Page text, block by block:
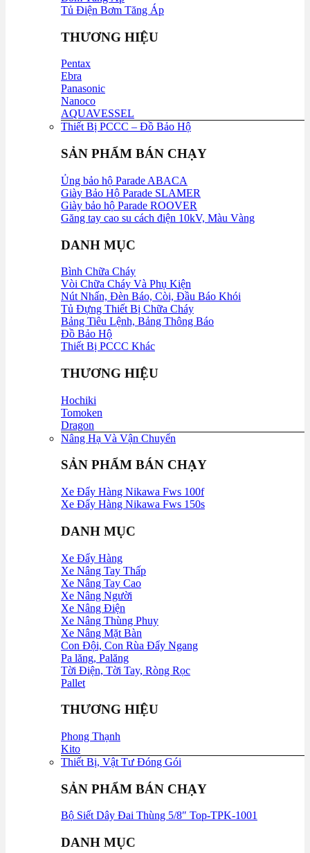
Tủ Điện Bơm Tăng Áp
THƯƠNG HIỆU
Pentax
Ebra
Panasonic
Nanoco
AQUAVESSEL
Thiết Bị PCCC – Đồ Bảo Hộ
SẢN PHẨM BÁN CHẠY
Ủng bảo hộ Parade ABACA
Giày Bảo Hộ Parade SLAMER
Giày bảo hộ Parade ROOVER
Găng tay cao su cách điện 10kV, Màu Vàng
DANH MỤC
Bình Chữa Cháy
Vòi Chữa Cháy Và Phụ Kiện
Nút Nhấn, Đèn Báo, Còi, Đầu Báo Khói
Tủ Đựng Thiết Bị Chữa Cháy
Bảng Tiêu Lệnh, Bảng Thông Báo
Đồ Bảo Hộ
Thiết Bị PCCC Khác
THƯƠNG HIỆU
Hochiki
Tomoken
Dragon
Nâng Hạ Và Vận Chuyển
SẢN PHẨM BÁN CHẠY
Xe Đẩy Hàng Nikawa Fws 100f
Xe Đẩy Hàng Nikawa Fws 150s
DANH MỤC
Xe Đẩy Hàng
Xe Nâng Tay Thấp
Xe Nâng Tay Cao
Xe Nâng Người
Xe Nâng Điện
Xe Nâng Thùng Phuy
Xe Nâng Mặt Bàn
Con Đội, Con Rùa Đẩy Ngang
Pa lăng, Palăng
Tời Điện, Tời Tay, Ròng Rọc
Pallet
THƯƠNG HIỆU
Phong Thạnh
Kito
Thiết Bị, Vật Tư Đóng Gói
SẢN PHẨM BÁN CHẠY
Bộ Siết Dây Đai Thùng 5/8″ Top-TPK-1001
DANH MỤC